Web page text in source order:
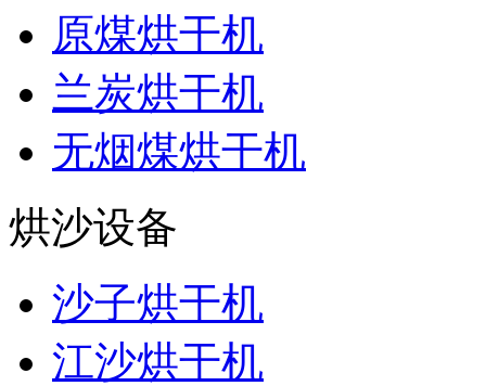
原煤烘干机
兰炭烘干机
无烟煤烘干机
烘沙设备
沙子烘干机
江沙烘干机